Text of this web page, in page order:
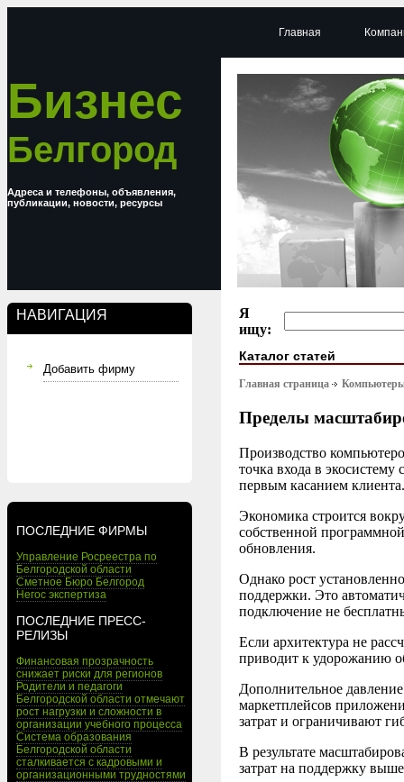
Бизнес
Белгород
Адреса и телефоны, объявления,
публикации, новости, ресурсы
НАВИГАЦИЯ
Добавить фирму
ПОСЛЕДНИЕ ФИРМЫ
Управление Росреестра по
Белгородской области
Сметное Бюро Белгород
Негос экспертиза
ПОСЛЕДНИЕ ПРЕСС-
РЕЛИЗЫ
Финансовая прозрачность
снижает риски для регионов
Родители и педагоги
Белгородской области отмечают
рост нагрузки и сложности в
организации учебного процесса
Система образования
Белгородской области
сталкивается с кадровыми и
организационными трудностями
Главная
Я
ищу:
Каталог статей
Главная страница
Пределы
Производство
точка входа в
первым касанием клиента.
Экономика строится
собственной
обновления.
Однако рост
поддержки. Это
подключение не
Если архитектура не
приводит к удорожанию
Дополнительное
маркетплейсов
затрат и ограничивают
В результате
затрат на поддержку